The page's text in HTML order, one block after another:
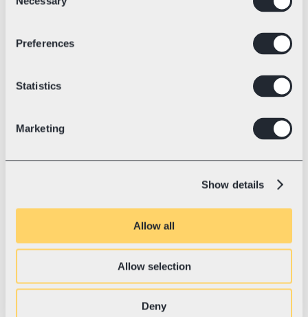
Selection
Preferences
Statistics
Marketing
Show details
Allow all
Allow selection
Deny
Elektrinių lenktyninių kartingų technologija
💛 Su „Swotzy“ nuo
rekordas ir kelias į tvarią ateitį
„Blue Shock Race“ yra tikra kartingų
pasaulio rekordus, keičia rinką iš esmės ir
37 šalis.